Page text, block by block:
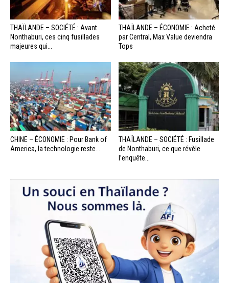
THAÏLANDE – SOCIÉTÉ : Avant
Nonthaburi, ces cinq fusillades
majeures qui...
THAÏLANDE – ÉCONOMIE : Acheté
par Central, Max Value deviendra
Tops
CHINE – ÉCONOMIE : Pour Bank of
America, la technologie reste...
THAÏLANDE – SOCIÉTÉ : Fusillade
de Nonthaburi, ce que révèle
l’enquête...